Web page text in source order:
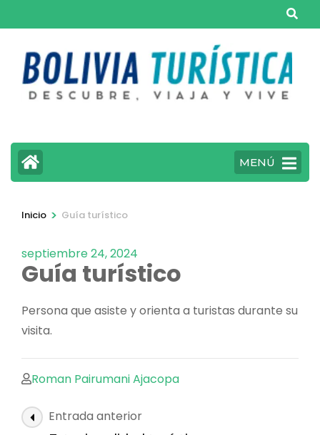
al
contenido
(presiona
MENÚ
Inicio > Guía turístico
septiembre 24, 2024
Guía turístico
Persona que asiste y orienta a turistas durante su
visita.
Roman Pairumani Ajacopa
Navegación
Entrada anterior